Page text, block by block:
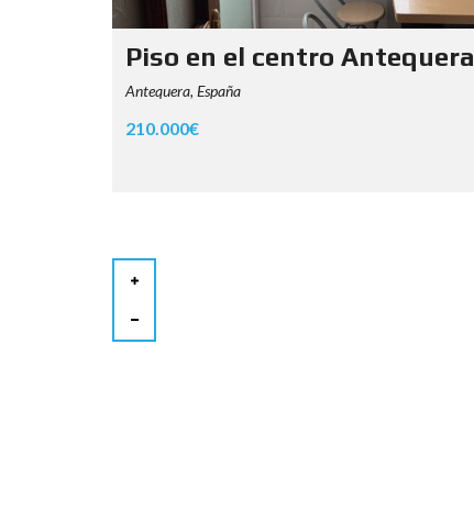
Piso en el centro Antequera
Antequera, España
210.000€